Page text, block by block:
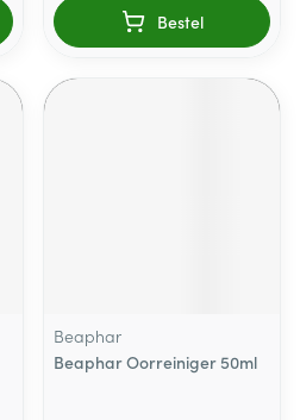
Bestel
Beaphar
Beaphar Oorreiniger 50ml